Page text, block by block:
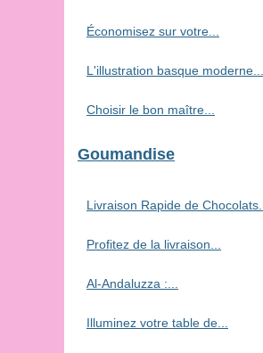
Économisez sur votre...
L'illustration basque moderne...
Choisir le bon maître...
Goumandise
Livraison Rapide de Chocolats...
Profitez de la livraison...
Al-Andaluzza :...
Illuminez votre table de...